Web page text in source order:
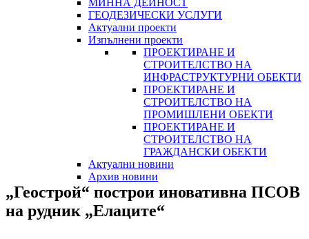
ГЕОДЕЗИЧЕСКИ УСЛУГИ
Актуални проекти
Изпълнени проекти
ПРОЕКТИРАНЕ И
СТРОИТЕЛСТВО НА
ИНФРАСТРУКТУРНИ ОБЕКТИ
ПРОЕКТИРАНЕ И
СТРОИТЕЛСТВО НА
ПРОМИШЛЕНИ ОБЕКТИ
ПРОЕКТИРАНЕ И
СТРОИТЕЛСТВО НА
ГРАЖДАНСКИ ОБЕКТИ
Актуални новини
Архив новини
„Геострой“ построи иновативна ПСОВ
на рудник „Елаците“